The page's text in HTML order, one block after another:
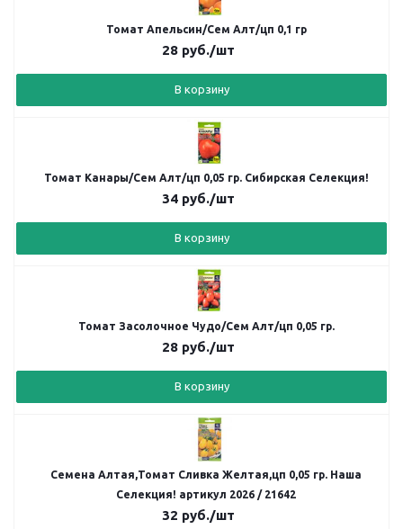
Томат Апельсин/Сем Алт/цп 0,1 гр
28 руб./шт
В корзину
Томат Канары/Сем Алт/цп 0,05 гр. Сибирская Селекция!
34 руб./шт
В корзину
Томат Засолочное Чудо/Сем Алт/цп 0,05 гр.
28 руб./шт
В корзину
Семена Алтая,Томат Сливка Желтая,цп 0,05 гр. Наша
Селекция! артикул 2026 / 21642
32 руб./шт